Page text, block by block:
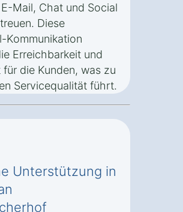
Mail, Chat und Social
Diese
Kommunikation
Erreichbarkeit und
die Kunden, was zu
Servicequalität führt.
Unterstützung in